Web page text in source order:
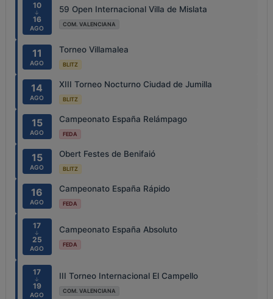
10
↓
16
AGO
59 Open Internacional Villa de Mislata
COM. VALENCIANA
11
AGO
Torneo Villamalea
BLITZ
14
AGO
XIII Torneo Nocturno Ciudad de Jumilla
BLITZ
15
AGO
Campeonato España Relámpago
FEDA
15
AGO
Obert Festes de Benifaió
BLITZ
16
AGO
Campeonato España Rápido
FEDA
17
↓
25
AGO
Campeonato España Absoluto
FEDA
17
↓
19
AGO
III Torneo Internacional El Campello
COM. VALENCIANA